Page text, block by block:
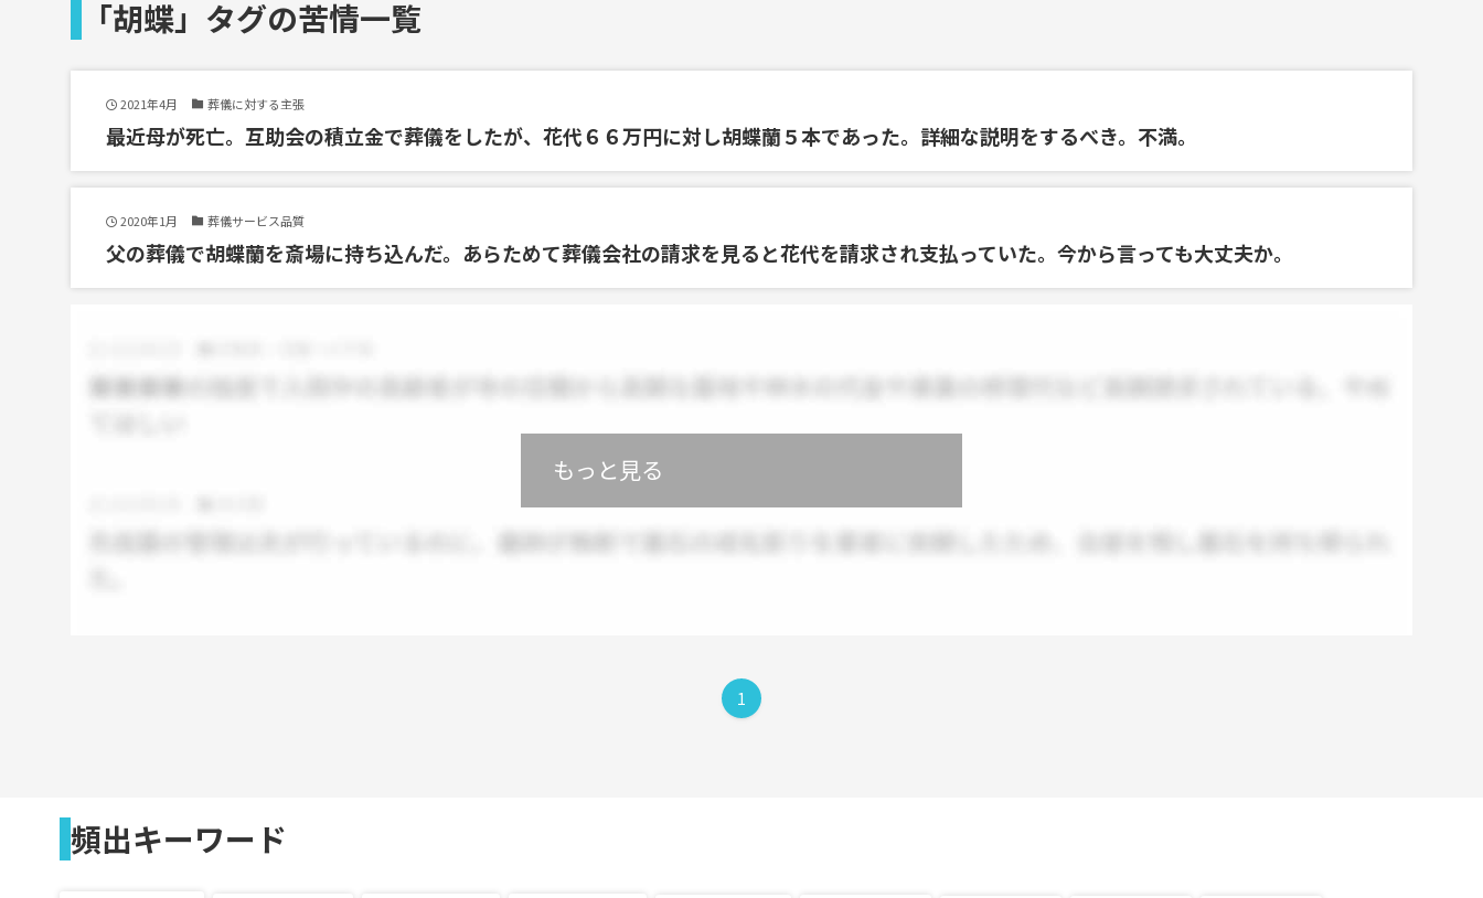
「胡蝶」タグの苦情一覧
2021年4月 葬儀に対する主張
最近母が死亡。互助会の積立金で葬儀をしたが、花代６６万円に対し胡蝶蘭５本であった。詳細な説明をするべき。不満。
2020年1月 葬儀サービス品質
父の葬儀で胡蝶蘭を斎場に持ち込んだ。あらためて葬儀会社の請求を見ると花代を請求され支払っていた。今から言っても大丈夫か。
もっと見る
1
頻出キーワード